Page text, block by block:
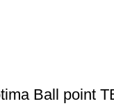
Ball point